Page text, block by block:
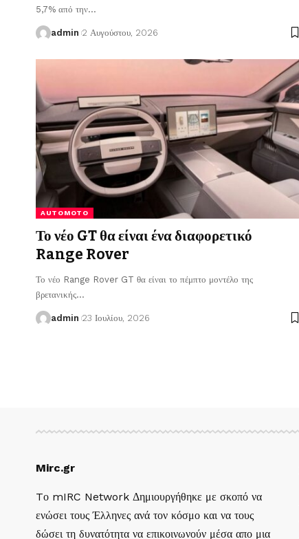
5,7% από την…
admin 2 Αυγούστου, 2026
AUTOMOTO
Το νέο GT θα είναι ένα διαφορετικό
Range Rover
Το νέο Range Rover GT θα είναι το πέμπτο μοντέλο της
βρετανικής…
admin 23 Ιουλίου, 2026
Mirc.gr
Tο mIRC Network Δημιουργήθηκε με σκοπό να
ενώσει τους Έλληνες ανά τον κόσμο και να τους
δώσει τη δυνατότητα να επικοινωνούν μέσα απο μια